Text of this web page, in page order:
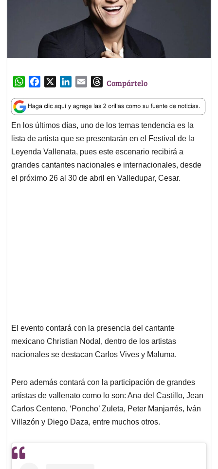
W
a
t
s
A
p
p
c
e
b
o
o
k
n
k
e
d
I
n
a
i
l
T
r
e
a
d
s
Compártelo
En los últimos días, uno de los temas tendencia es la
lista de artista que se presentarán en el Festival de la
Leyenda Vallenata, pues este escenario recibirá a
grandes cantantes nacionales e internacionales, desde
el próximo 26 al 30 de abril en Valledupar, Cesar.
El evento contará con la presencia del cantante
mexicano Christian Nodal, dentro de los artistas
nacionales se destacan Carlos Vives y Maluma.
Pero además contará con la participación de grandes
artistas de vallenato como lo son: Ana del Castillo, Jean
Carlos Centeno, ‘Poncho’ Zuleta, Peter Manjarrés, Iván
Villazón y Diego Daza, entre muchos otros.